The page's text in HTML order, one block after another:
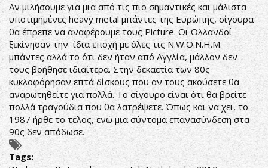
Αν μιλήσουμε για μια από τις πιο σημαντικές και μάλιστα
υποτιμημένες heavy metal μπάντες της Ευρώπης, σίγουρα
θα έπρεπε να αναφέρουμε τους Picture. Οι Ολλανδοί
ξεκίνησαν την ίδια εποχή με όλες τις N.W.O.N.H.M.
μπάντες αλλά το ότι δεν ήταν από Αγγλία, μάλλον δεν
τους βοήθησε ιδιαίτερα. Στην δεκαετία των 80ς
κυκλοφόρησαν επτά δίσκους που αν τους ακούσετε θα
αναρωτηθείτε για πολλά. Το σίγουρο είναι ότι θα βρείτε
πολλά τραγούδια που θα λατρέψετε. Όπως και να χει, το
1987 ήρθε το τέλος, ενώ μια σύντομα επανασύνδεση στα
90ς δεν απόδωσε.
Tags: